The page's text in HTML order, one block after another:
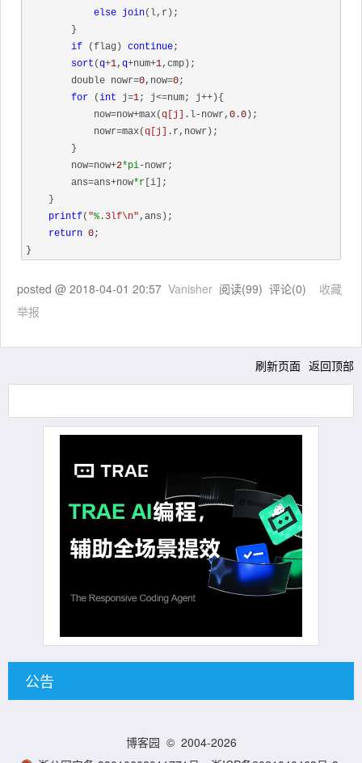
else join(l,r);
if (flag) continue;
sort (q+1, q+num+1,cmp);
        double nowr=
0,now=0;
for (int j=1; j<=num; j++){
            now=now+max(
q[j] .l-nowr, 0 .0 );
            nowr=max(
q[j]
.r,nowr);
        now=now+
2*pi-nowr;
        ans=ans+now
*r [i];
printf( "%. 3lf\n" ,ans);
return 0;
posted @ 2018-04-01 20:57 Vanisher 阅读(99) 评论(0) 收藏
举报
刷新页面 返回顶部
公告
博客园 © 2004-2026